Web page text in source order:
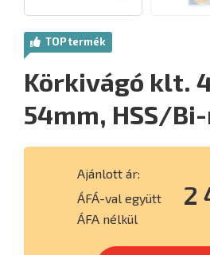
TOP termék
Körkivágó klt.
54mm, HSS/
Ajánlott ár:
ÁFÁ-val együtt
2
ÁFA nélkül